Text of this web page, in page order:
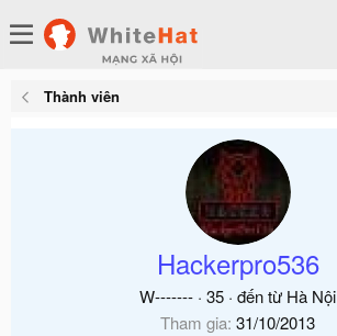
Thành viên
Hackerpro536
W------- · 35 · đến từ Hà Nội
Tham gia 31/10/2013